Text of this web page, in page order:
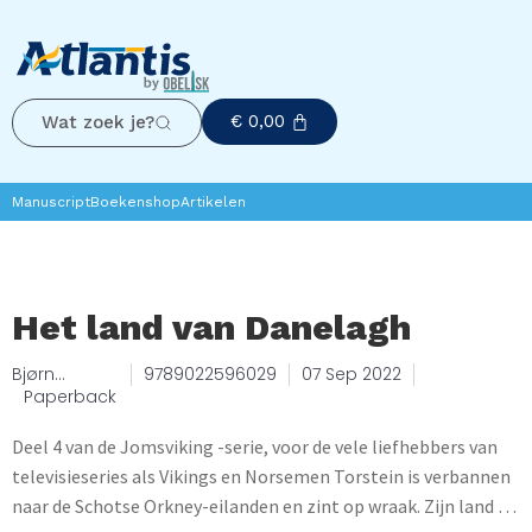
Wat zoek je? € 0,00
ManuscriptBoekenshopArtikelen
Het land van Danelagh
Bjørn
Andreas
9789022596029
07 Sep 2022
Paperback
Deel 4 van de Jomsviking -serie, voor de vele liefhebbers van
televisieseries als Vikings en Norsemen Torstein is verbannen
naar de Schotse Orkney-eilanden en zint op wraak. Zijn land in